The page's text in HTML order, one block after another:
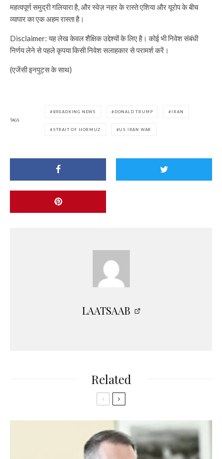
महत्वपूर्ण समुद्री गलियारा है, और स्वेज़ नहर के रास्ते एशिया और यूरोप के बीच
व्यापार का एक अहम रास्ता है।
Disclaimer: यह लेख केवल शैक्षिक उद्देश्यों के लिए है। कोई भी निवेश संबंधी
निर्णय लेने से पहले कृपया किसी निवेश सलाहकार से परामर्श करें।
(एजेंसी इनपुट्स के साथ)
TAGS
BREADKING NEWS DONALD TRUMP IRAN
STRAIT OF HORMUZ US IRAN WAR
LAATSAAB
Related